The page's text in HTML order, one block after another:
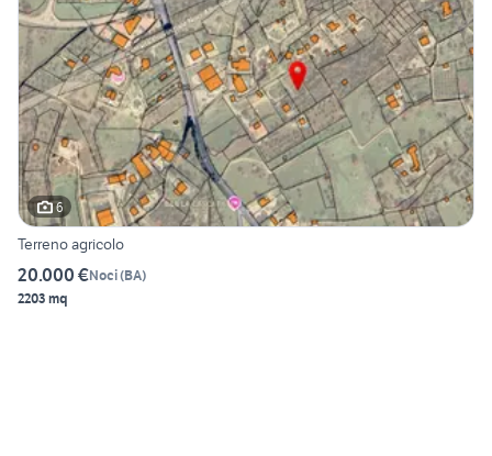
6
Terreno agricolo
20.000 €Noci(BA)
2203 mq